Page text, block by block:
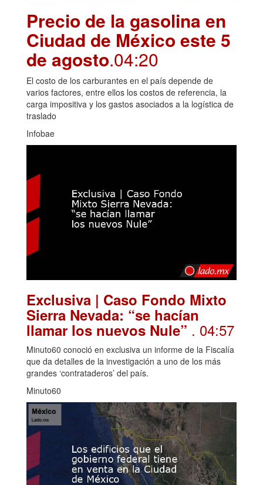
Precio de la gasolina en
Ciudad de México este 5
de agosto.04:20
El costo de los carburantes en el país depende de
varios factores, entre ellos los costos de referencia, la
carga impositiva y los gastos asociados a la logística de
traslado
Infobae
Exclusiva | Caso Fondo Mixto
Sierra Nevada: “se hacían
llamar los nuevos Nule” . 04:57
Minuto60 conoció en exclusiva un informe de la Fiscalía
que da detalles de la investigación a uno de los más
grandes ‘contrataderos’ del país.
Minuto60